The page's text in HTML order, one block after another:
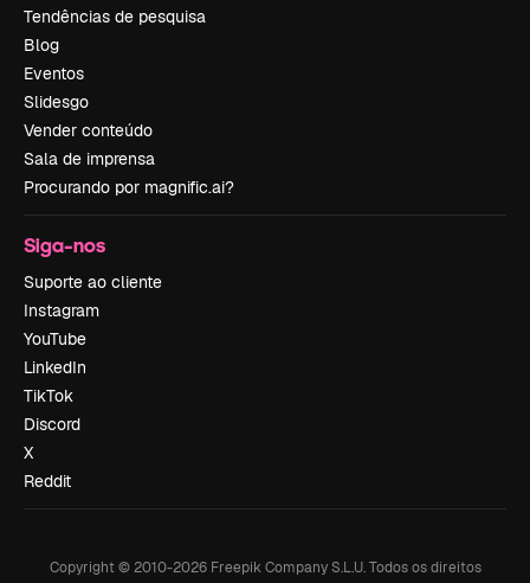
Tendências de pesquisa
Blog
Eventos
Slidesgo
Vender conteúdo
Sala de imprensa
Procurando por magnific.ai?
Siga-nos
Suporte ao cliente
Instagram
YouTube
LinkedIn
TikTok
Discord
X
Reddit
Copyright © 2010-2026Freepik Company S.L.U. Todos os direitos